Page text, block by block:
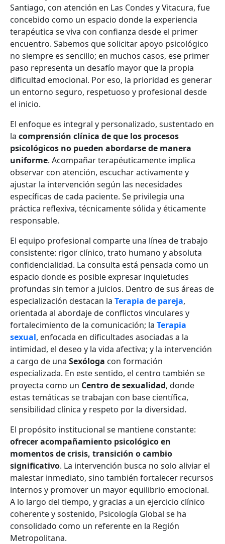
Santiago, con atención en Las Condes y Vitacura, fue
concebido como un espacio donde la experiencia
terapéutica se viva con confianza desde el primer
encuentro. Sabemos que solicitar apoyo psicológico
no siempre es sencillo; en muchos casos, ese primer
paso representa un desafío mayor que la propia
dificultad emocional. Por eso, la prioridad es generar
un entorno seguro, respetuoso y profesional desde
el inicio.
El enfoque es integral y personalizado, sustentado en
la comprensión clínica de que los procesos
psicológicos no pueden abordarse de manera
uniforme. Acompañar terapéuticamente implica
observar con atención, escuchar activamente y
ajustar la intervención según las necesidades
específicas de cada paciente. Se privilegia una
práctica reflexiva, técnicamente sólida y éticamente
responsable.
El equipo profesional comparte una línea de trabajo
consistente: rigor clínico, trato humano y absoluta
confidencialidad. La consulta está pensada como un
espacio donde es posible expresar inquietudes
profundas sin temor a juicios. Dentro de sus áreas de
especialización destacan la Terapia de pareja,
orientada al abordaje de conflictos vinculares y
fortalecimiento de la comunicación; la Terapia
sexual, enfocada en dificultades asociadas a la
intimidad, el deseo y la vida afectiva; y la intervención
a cargo de una Sexóloga con formación
especializada. En este sentido, el centro también se
proyecta como un Centro de sexualidad, donde
estas temáticas se trabajan con base científica,
sensibilidad clínica y respeto por la diversidad.
El propósito institucional se mantiene constante:
ofrecer acompañamiento psicológico en
momentos de crisis, transición o cambio
significativo. La intervención busca no solo aliviar el
malestar inmediato, sino también fortalecer recursos
internos y promover un mayor equilibrio emocional.
A lo largo del tiempo, y gracias a un ejercicio clínico
coherente y sostenido, Psicología Global se ha
consolidado como un referente en la Región
Metropolitana.